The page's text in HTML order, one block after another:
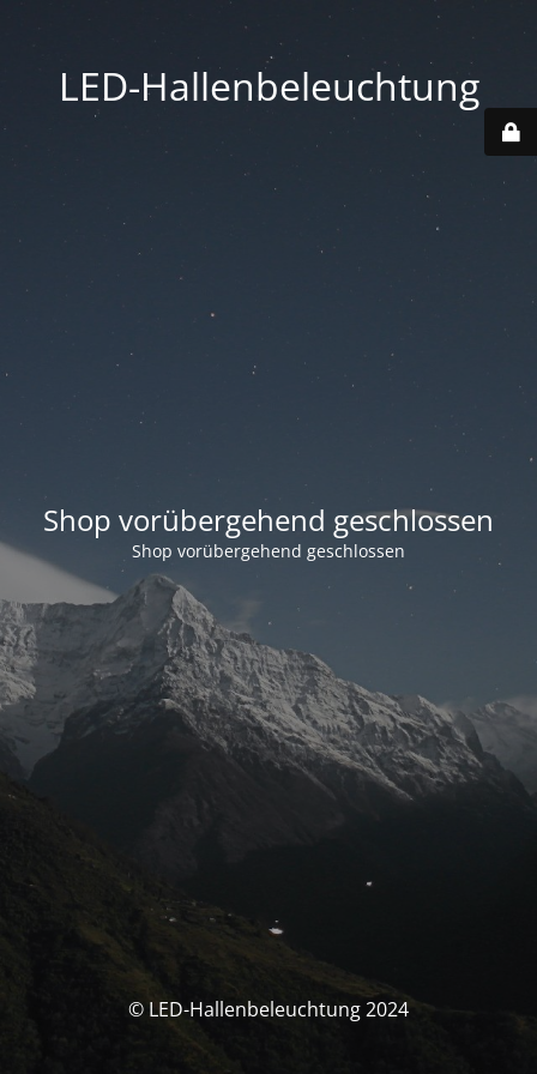
LED-Hallenbeleuchtung
Shop vorübergehend geschlossen
Shop vorübergehend geschlossen
© LED-Hallenbeleuchtung 2024